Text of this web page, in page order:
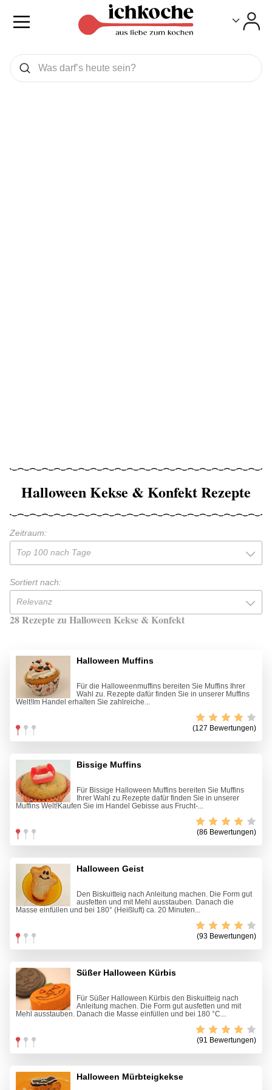
Was wollen Sie suchen
Suchen
Halloween Kekse & Konfekt Rezepte
Zeitraum:
Top 100 nach Tage
Sortiert nach:
Relevanz
28 Rezepte zu Halloween Kekse & Konfekt
Halloween Muffins
Für die Halloweenmuffins bereiten Sie Muffins Ihrer
Wahl zu. Rezepte dafür finden Sie in unserer Muffins
Welt!Im Handel erhalten Sie zahlreiche...
(127 Bewertungen)
Bissige Muffins
Für Bissige Halloween Muffins bereiten Sie Muffins
Ihrer Wahl zu.Rezepte dafür finden Sie in unserer
Muffins Welt!Kaufen Sie im Handel Gebisse aus Frucht-...
(86 Bewertungen)
Halloween Geist
Den Biskuitteig nach Anleitung machen. Die Form gut
ausfetten und mit Mehl ausstauben. Danach die
Masse einfüllen und bei 180° (Heißluft) ca. 20 Minuten...
(93 Bewertungen)
Süßer Halloween Kürbis
Für Süßer Halloween Kürbis den Biskuitteig nach
Anleitung machen. Die Form gut ausfetten und mit
Mehl ausstauben. Danach die Masse einfüllen und bei 180 °C...
(91 Bewertungen)
Halloween Mürbteigkekse